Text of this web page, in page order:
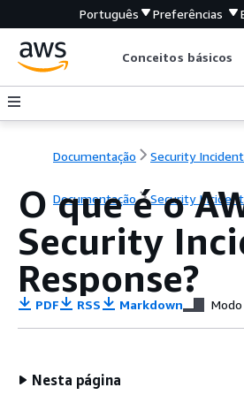
Português Preferências
Conceitos básicos
Documentação Security
Documentação Security
O que é o
Security
Response?
PDF RSS Markdown
Nesta página